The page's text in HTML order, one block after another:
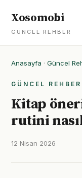
Xosomobi
GÜNCEL REHBER
Anasayfa · Güncel
GÜNCEL REHBER
Kitap
rutini
12 Nisan 2026